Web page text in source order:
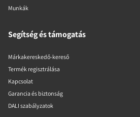
Munkák
Segítség és támogatás
Márkakereskedő-kereső
Termék regisztrálása
Kapcsolat
Garancia és biztonság
DALI szabályzatok